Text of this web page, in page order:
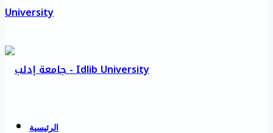
الرئيسية